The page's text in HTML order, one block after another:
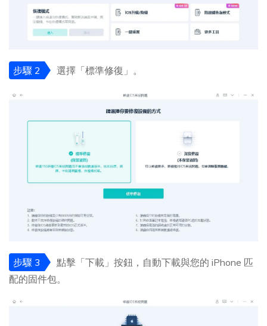
步驟 2 選擇「標準修復」。
步驟 3
點擊「下載」按鈕，自動下載與您的 iPhone 匹
配的固件包。